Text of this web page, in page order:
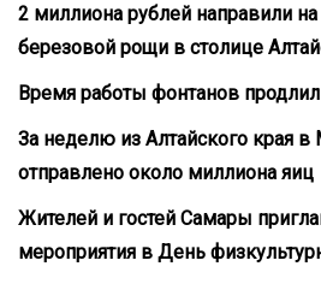
2 миллиона рублей направили на
березовой рощи в столице
Время работы фонтанов
За неделю из Алтайского края
отправлено около миллиона яиц
Жителей и гостей Самары
мероприятия в День